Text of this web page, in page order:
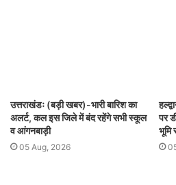
उत्तराखंडः (बड़ी खबर)-भारी बारिश का
अलर्ट, कल इस जिले में बंद रहेंगे सभी स्कूल
व आंगनबाड़ी
05 Aug, 2026
पर
भूमि